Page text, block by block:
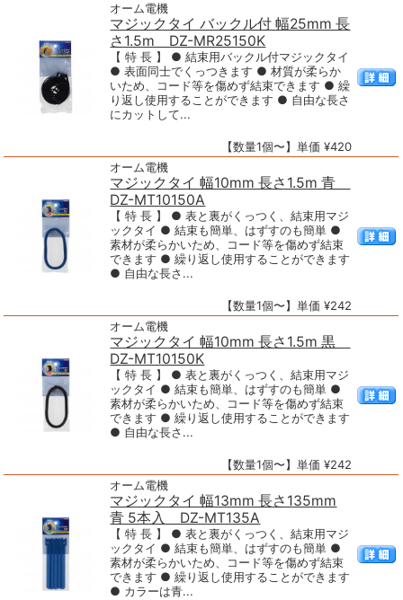
オーム電機
マジックタイ バックル付 幅25mm 長
さ1.5m DZ-MR25150K
【 特 長 】 ● 結束用バックル付マジックタイ
● 表面同士でくっつきます ● 材質が柔らか
いため、コード等を傷めず結束できます ● 繰
り返し使用することができます ● 自由な長さ
にカットして...
【数量1個〜】単価 ¥420
オーム電機
マジックタイ 幅10mm 長さ1.5m 青
DZ-MT10150A
【 特 長 】 ● 表と裏がくっつく、結束用マジ
ックタイ ● 結束も簡単、はずすのも簡単 ●
素材が柔らかいため、コード等を傷めず結束
できます ● 繰り返し使用することができます
● 自由な長さ...
【数量1個〜】単価 ¥242
オーム電機
マジックタイ 幅10mm 長さ1.5m 黒
DZ-MT10150K
【 特 長 】 ● 表と裏がくっつく、結束用マジ
ックタイ ● 結束も簡単、はずすのも簡単 ●
素材が柔らかいため、コード等を傷めず結束
できます ● 繰り返し使用することができます
● 自由な長さ...
【数量1個〜】単価 ¥242
オーム電機
マジックタイ 幅13mm 長さ135mm
青 5本入 DZ-MT135A
【 特 長 】 ● 表と裏がくっつく、結束用マジ
ックタイ ● 結束も簡単、はずすのも簡単 ●
素材が柔らかいため、コード等を傷めず結束
できます ● 繰り返し使用することができます
● カラーは青...